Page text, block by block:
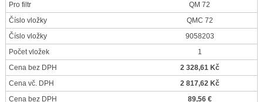
Pro filtr
QM 72
Číslo vložky
QMC 72
Číslo vložky
9058203
Počet vložek
1
Cena bez DPH
2 328,61 Kč
Cena vč. DPH
2 817,62 Kč
Cena bez DPH
89,56 €